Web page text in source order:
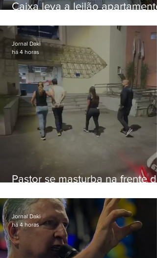
Caixa leva a leilão apartamento
Botafogo
Pastor se masturba na frente de
Jornal Daki
há 4 horas
Jornal Daki
há 4 horas